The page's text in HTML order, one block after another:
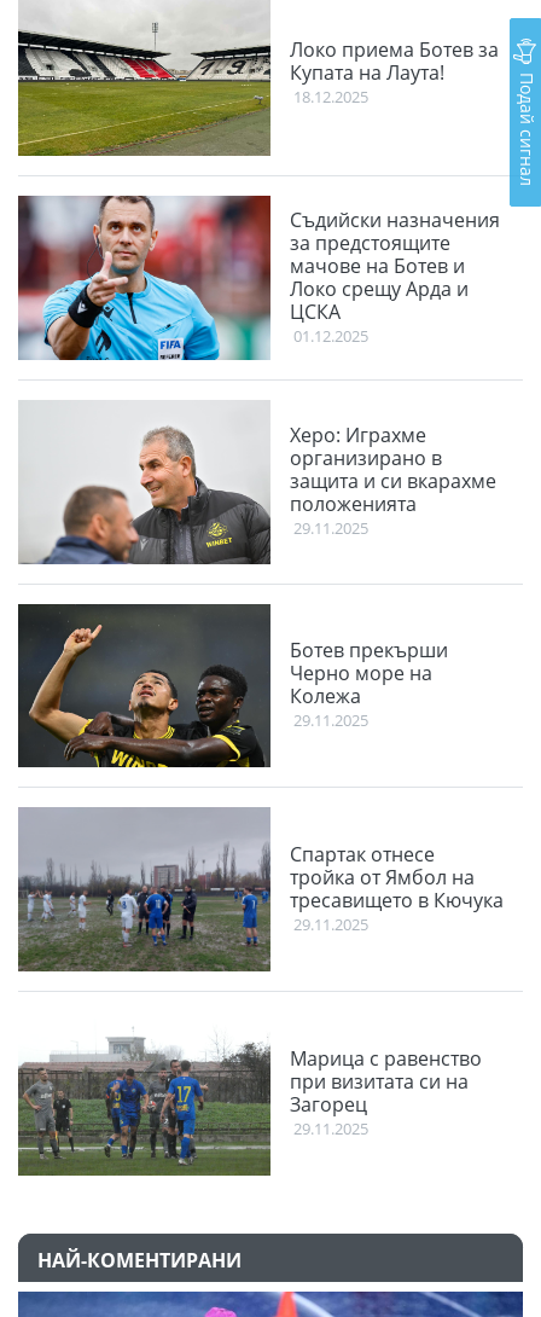
Локо приема Ботев за
Купата на Лаута!
18.12.2025
Съдийски назначения
за предстоящите
мачове на Ботев и
Локо срещу Арда и
ЦСКА
01.12.2025
Херо: Играхме
организирано в
защита и си вкарахме
положенията
29.11.2025
Ботев прекърши
Черно море на
Колежа
29.11.2025
Спартак отнесе
тройка от Ямбол на
тресавището в Кючука
29.11.2025
Марица с равенство
при визитата си на
Загорец
29.11.2025
НАЙ-КОМЕНТИРАНИ
Подай сигнал